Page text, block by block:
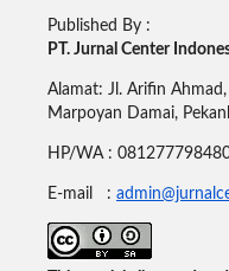
Published By :
PT. Jurnal Center
Alamat: Jl. Arifin Ahmad,
Marpoyan Damai,
HP/WA :
E-mail :